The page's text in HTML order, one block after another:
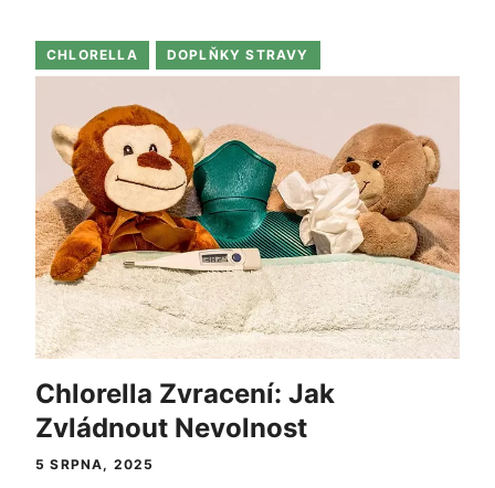
CHLORELLA DOPLŇKY STRAVY
Chlorella Zvracení: Jak
Zvládnout Nevolnost
5 SRPNA, 2025